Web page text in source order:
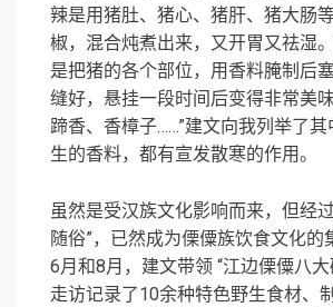
辣是用猪肚、猪心、猪肝、猪大肠
椒，混合炖煮出来，又开胃又祛湿
是把猪的各个部位，用香料腌制后
缝好，悬挂一段时间后变得非常美
蹄香、香樟子……”建文向我列举了其
生的香料，都有宣发散寒的作用。
虽然是受汉族文化影响而来，但经
随俗”，已然成为傈僳族饮食文化的
6月和8月，建文带领 “江边傈僳八
走访记录了10余种特色野生食材、